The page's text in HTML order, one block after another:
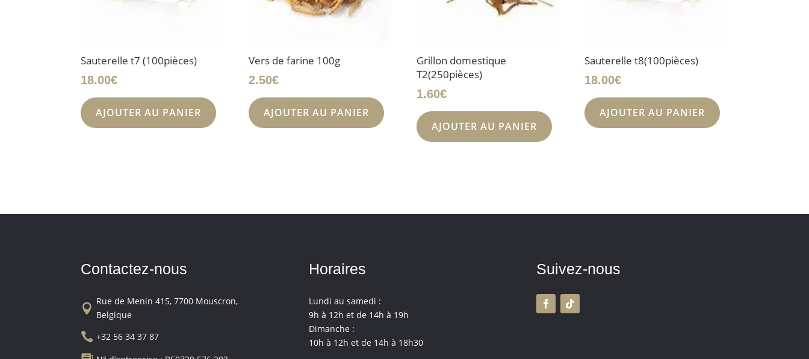
Sauterelle t7 (100pièces)
18.00€
AJOUTER AU PANIER
Vers de farine 100g
2.50€
AJOUTER AU PANIER
Grillon domestique
T2(250pièces)
1.60€
AJOUTER AU PANIER
Sauterelle t8(100pièces)
18.00€
AJOUTER AU PANIER
Contactez-nous

Rue de Menin 415, 7700 Mouscron,
Belgique
 +32 56 34 37 87
Horaires
Lundi au samedi :
9h à 12h et de 14h à 19h
Dimanche :
10h à 12h et de 14h à 18h30
Suivez-nous